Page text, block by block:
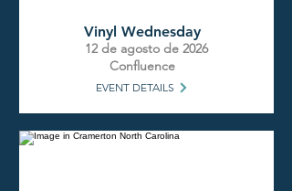
Vinyl Wednesday
12 de agosto de 2026
Confluence
EVENT DETAILS